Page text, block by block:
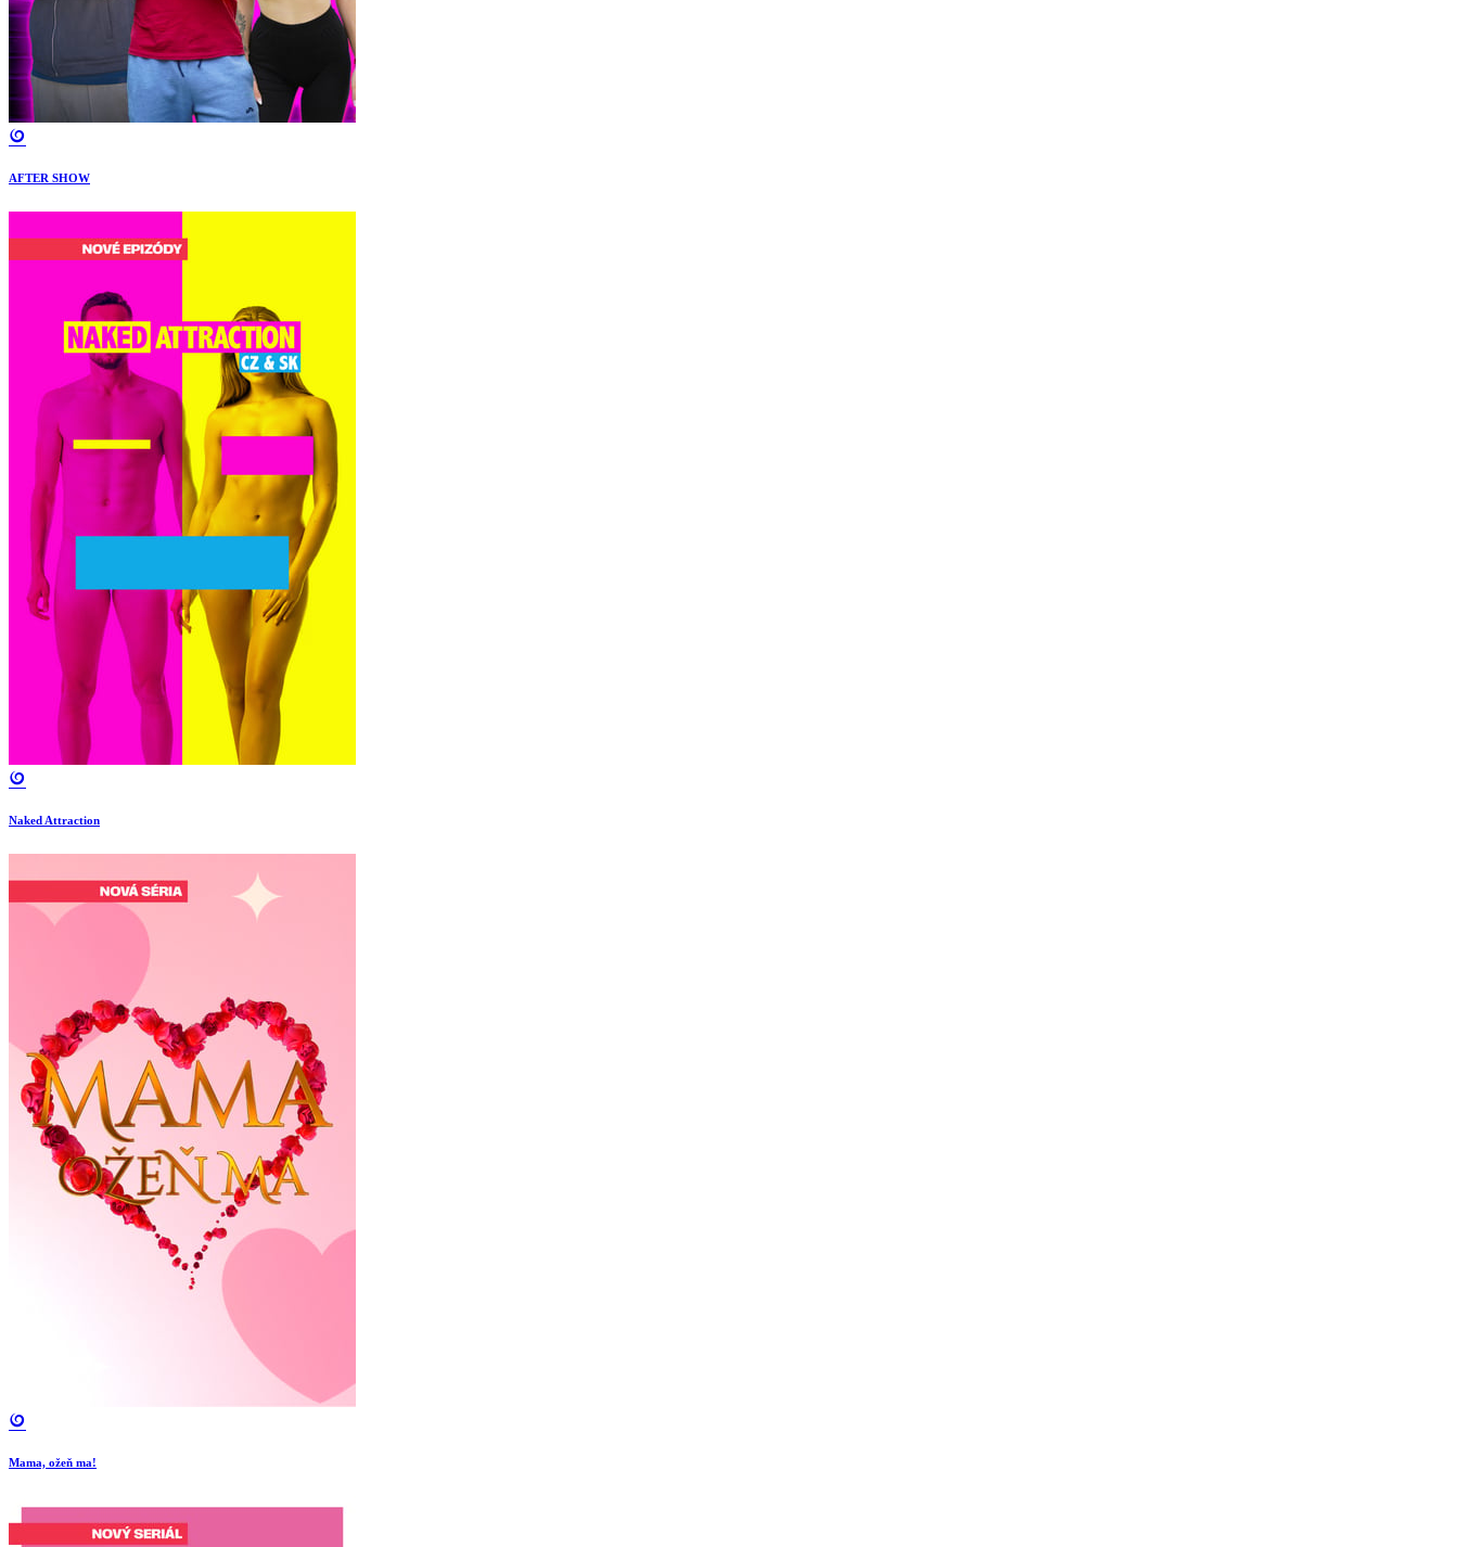
AFTER SHOW
Naked Attraction
Mama, ožeň ma!